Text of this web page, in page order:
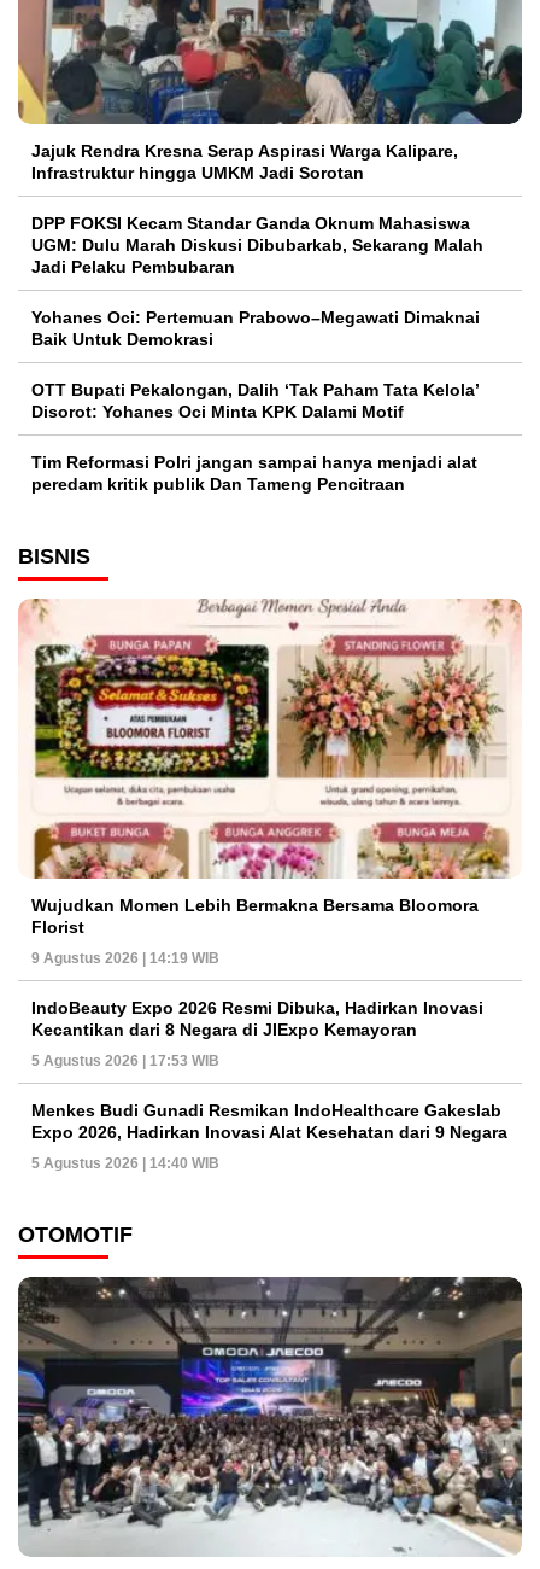
Jajuk Rendra Kresna Serap Aspirasi Warga Kalipare,
Infrastruktur hingga UMKM Jadi Sorotan
DPP FOKSI Kecam Standar Ganda Oknum Mahasiswa
UGM: Dulu Marah Diskusi Dibubarkab, Sekarang Malah
Jadi Pelaku Pembubaran
Yohanes Oci: Pertemuan Prabowo–Megawati Dimaknai
Baik Untuk Demokrasi
OTT Bupati Pekalongan, Dalih ‘Tak Paham Tata Kelola’
Disorot: Yohanes Oci Minta KPK Dalami Motif
Tim Reformasi Polri jangan sampai hanya menjadi alat
peredam kritik publik Dan Tameng Pencitraan
BISNIS
Wujudkan Momen Lebih Bermakna Bersama Bloomora
Florist
9 Agustus 2026 | 14:19 WIB
IndoBeauty Expo 2026 Resmi Dibuka, Hadirkan Inovasi
Kecantikan dari 8 Negara di JIExpo Kemayoran
5 Agustus 2026 | 17:53 WIB
Menkes Budi Gunadi Resmikan IndoHealthcare Gakeslab
Expo 2026, Hadirkan Inovasi Alat Kesehatan dari 9 Negara
5 Agustus 2026 | 14:40 WIB
OTOMOTIF